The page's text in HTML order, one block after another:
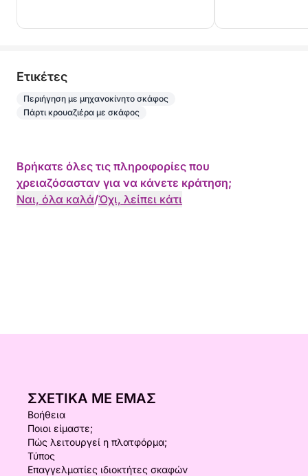
Eτικέτες
Περιήγηση με μηχανοκίνητο σκάφος
Πάρτι κρουαζιέρα με σκάφος
Βρήκατε όλες τις πληροφορίες που
χρειαζόσασταν για να κάνετε κράτηση;
Ναι, όλα καλά/Όχι, λείπει κάτι
ΣΧΕΤΙΚΆ ΜΕ ΕΜΆΣ
Βοήθεια
Ποιοι είμαστε;
Πώς λειτουργεί η πλατφόρμα;
Τύπος
Επαγγελματίες ιδιοκτήτες σκαφών